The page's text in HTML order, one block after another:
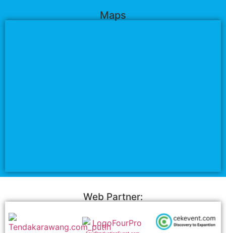
Maps
Web Partner: